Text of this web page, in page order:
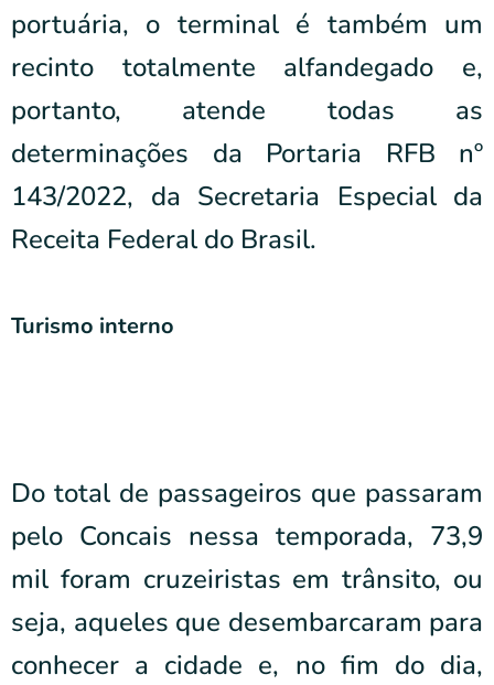
portuária, o terminal é também um
recinto totalmente alfandegado e,
portanto, atende todas as
determinações da Portaria RFB nº
143/2022, da Secretaria Especial da
Receita Federal do Brasil.
Turismo interno
Do total de passageiros que passaram
pelo Concais nessa temporada, 73,9
mil foram cruzeiristas em trânsito, ou
seja, aqueles que desembarcaram para
conhecer a cidade e, no fim do dia,